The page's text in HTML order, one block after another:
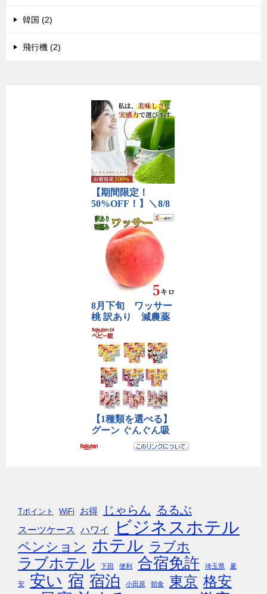
韓国 (2)
飛行機 (2)
Tポイント WiFi お得 じゃらん るるぶ
スーツケース ハワイ ビジネスホテル
ペンション ホテル ラブホ
ラブホテル 下田 便利 合宿免許 埼玉県 夏
安 安い 宿 宿泊 小田原 朝食 東京 格安